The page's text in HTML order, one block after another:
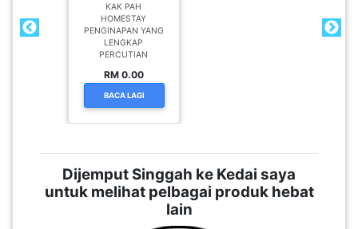
KAK PAH
HOMESTAY
PENGINAPAN YANG
LENGKAP
PERCUTIAN
RM 0.00
BACA LAGI
Dijemput Singgah ke Kedai saya
untuk melihat pelbagai produk hebat
lain